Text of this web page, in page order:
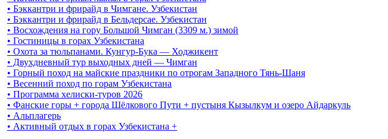
• Бэккантри и фрирайд в Чимгане. Узбекистан
• Бэккантри и фрирайд в Бельдерсае. Узбекистан
• Восхождения на гору Большой Чимган (3309 м.) зимой
• Гостиницы в горах Узбекистана
• Охота за тюльпанами. Кунгур-Бука — Ходжикент
• Двухдневный тур выходных дней — Чимган
• Горный поход на майские праздники по отрогам Западного Тянь-Шаня
• Весенний поход по горам Узбекистана
• Программа хелиски-туров 2026
• Фанские горы + города Шёлкового Пути + пустыня Кызылкум и озеро Айдаркуль
• Альплагерь
• Активный отдых в горах Узбекистана +